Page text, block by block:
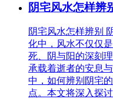
阴宅风水怎样辨
阴宅风水怎样辨别
化中，风水不仅仅
死、阴与阳的深刻
承载着逝者的安息
中，如何辨别阴宅
点。本文将深入探